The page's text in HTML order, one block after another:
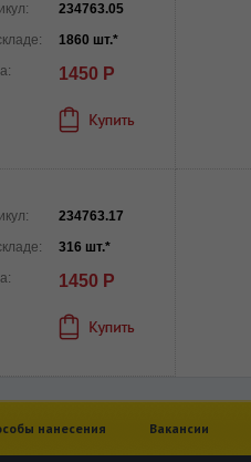
234763.05
1860 шт.*
1450 Р
234763.17
316 шт.*
1450 Р
нанесения Вакансии